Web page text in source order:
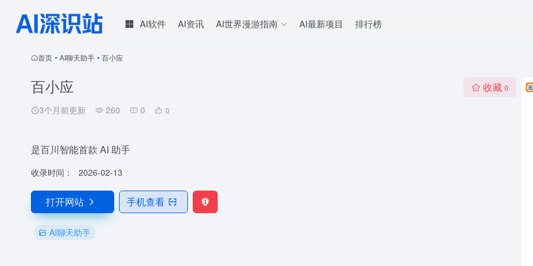
AI软件 AI资讯 AI世界漫游指南 AI最新项目 排行榜
首页 • AI聊天助手 • 百小应
百小应
3个月前更新 260 0 0
收藏 0
是百川智能首款 AI 助手
收录时间： 2026-02-13
打开网站 手机查看
AI聊天助手